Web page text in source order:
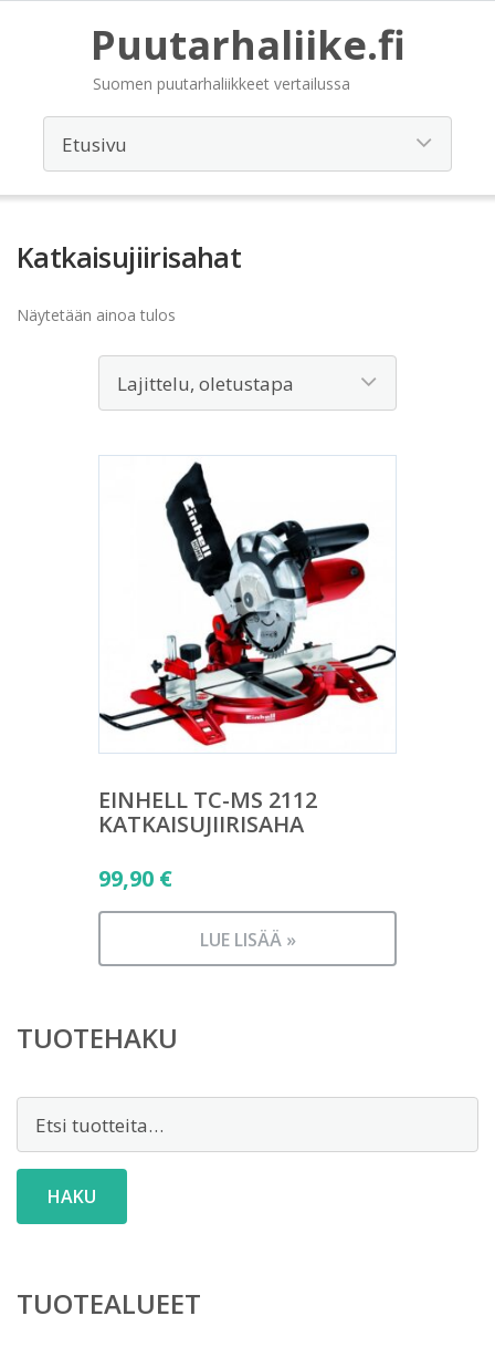
Puutarhaliike.fi
Suomen puutarhaliikkeet vertailussa
Katkaisujiirisahat
Näytetään ainoa tulos
EINHELL TC-MS 2112
KATKAISUJIIRISAHA
99,90 €
LUE LISÄÄ »
TUOTEHAKU
HAKU
TUOTEALUEET